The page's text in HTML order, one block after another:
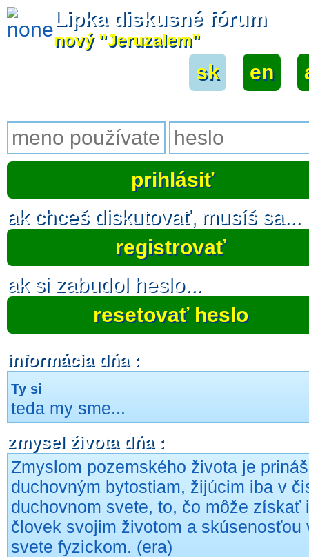
Lipka diskusné fórum
nový "Jeruzalem"
sk en
ak chceš diskutovať, musíš sa...
registrovať
ak si zabudol heslo...
resetovať heslo
informácia dňa :
Ty si
teda my sme...
zmysel života dňa :
Zmyslom pozemského života je
duchovným bytostiam, žijúcim iba v
duchovnom svete, to, čo môže získať
človek svojim životom a skúsenosťou
svete fyzickom. (era)